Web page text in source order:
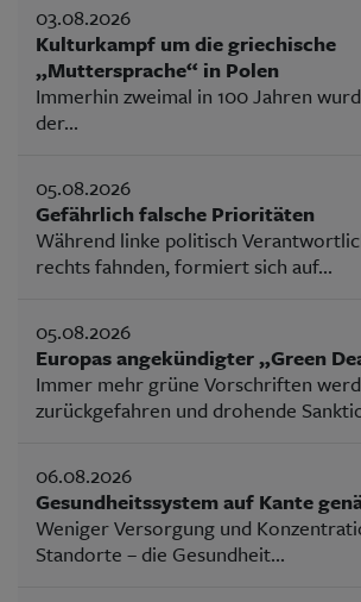
03.08.2026
Kulturkampf um die griechische
„Muttersprache“ in Polen
Immerhin zweimal in 100 Jahren
der...
05.08.2026
Gefährlich falsche Prioritäten
Während linke politisch
rechts fahnden, formiert sich auf...
05.08.2026
Europas angekündigter „Green
Immer mehr grüne Vorschriften
zurückgefahren und drohende
06.08.2026
Gesundheitssystem auf Kante
Weniger Versorgung und
Standorte – die Gesundheit...